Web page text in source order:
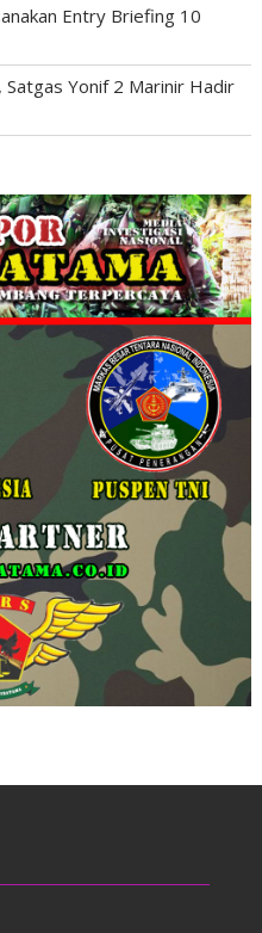
Entry Briefing 10
Satgas Yonif 2 Marinir Hadir